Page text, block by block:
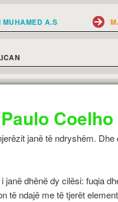
MUHAMED A.S
Coelho
janë të ndryshëm.
janë dhënë dy cilësi: fuqia
të ndajë me të tjerët